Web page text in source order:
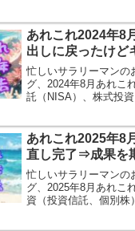
て踏み台にしていただ
い。
あれこれ2024年8
出しに戻ったけど
忙しいサラリーマンの
グ、2024年8月あれこ
託（NISA）、株式投
れこれ（暗号通貨とか
戻りました！
あれこれ2025年8
直し完了⇒成果を
忙しいサラリーマンの
グ、2025年8月あれこ
資（投資信託、個別株